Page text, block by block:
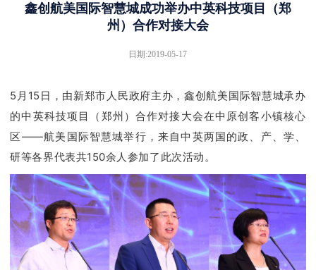
鑫创航美国际智慧城成功举办中英科技项目（郑
州）合作对接大会
日期:2019-05-17
5月15日，由新郑市人民政府主办，鑫创航美国际智慧城承办
的中英科技项目（郑州）合作对接大会在中原创客小镇核心
区——航美国际智慧城举行，来自中英两国的政、产、学、
研等各界代表共150余人参加了此次活动。